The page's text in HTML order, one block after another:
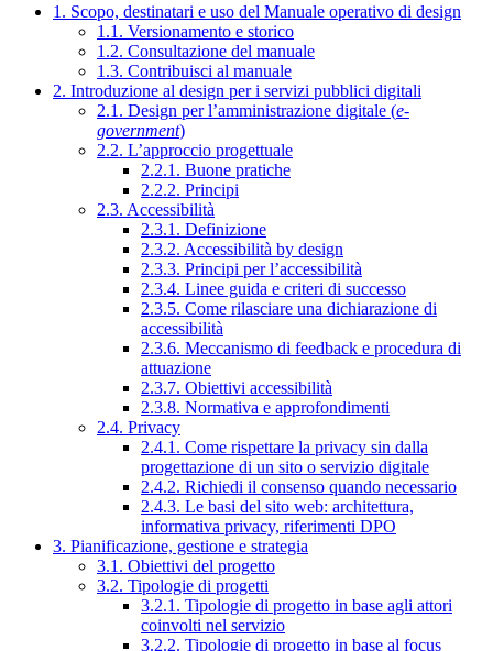
1. Scopo, destinatari e uso del Manuale operativo di design
1.1. Versionamento e storico
1.2. Consultazione del manuale
1.3. Contribuisci al manuale
2. Introduzione al design per i servizi pubblici digitali
2.1. Design per l’amministrazione digitale (e-
government)
2.2. L’approccio progettuale
2.2.1. Buone pratiche
2.2.2. Principi
2.3. Accessibilità
2.3.1. Definizione
2.3.2. Accessibilità by design
2.3.3. Principi per l’accessibilità
2.3.4. Linee guida e criteri di successo
2.3.5. Come rilasciare una dichiarazione di
accessibilità
2.3.6. Meccanismo di feedback e procedura di
attuazione
2.3.7. Obiettivi accessibilità
2.3.8. Normativa e approfondimenti
2.4. Privacy
2.4.1. Come rispettare la privacy sin dalla
progettazione di un sito o servizio digitale
2.4.2. Richiedi il consenso quando necessario
2.4.3. Le basi del sito web: architettura,
informativa privacy, riferimenti DPO
3. Pianificazione, gestione e strategia
3.1. Obiettivi del progetto
3.2. Tipologie di progetti
3.2.1. Tipologie di progetto in base agli attori
coinvolti nel servizio
3.2.2. Tipologie di progetto in base al focus